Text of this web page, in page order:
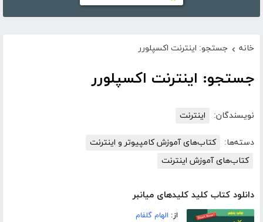
خانه › جستجو: اینترنت اکسپلورر
جستجو: اینترنت اکسپلورر
نویسندگان: اینترنت
دسته‌ها:
کتاب‌های آموزش کامپیوتر و اینترنت
کتاب‌های آموزش اینترنت
دانلود کتاب کلید کلیدهای میانبر
از: الهام گلفام